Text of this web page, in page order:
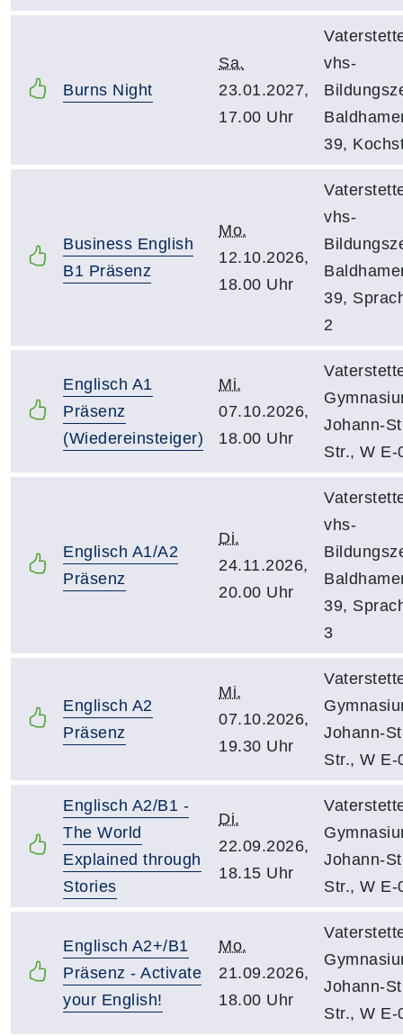
Burns Night
Sa.
23.01.2027,
17.00 Uhr
vhs-
39,
Business English
B1 Präsenz
Mo.
12.10.2026,
18.00 Uhr
vhs-
39,
2
Englisch A1
Präsenz
(Wiedereinsteiger)
Mi.
07.10.2026,
18.00 Uhr
Johann-
Str., W E-
Englisch A1/A2
Präsenz
Di.
24.11.2026,
20.00 Uhr
vhs-
39,
3
Englisch A2
Präsenz
Mi.
07.10.2026,
19.30 Uhr
Johann-
Str., W E-
Englisch A2/B1 -
The World
Explained through
Stories
Di.
22.09.2026,
18.15 Uhr
Johann-
Str., W E-
Englisch A2+/B1
Präsenz - Activate
your English!
Mo.
21.09.2026,
18.00 Uhr
Johann-
Str., W E-